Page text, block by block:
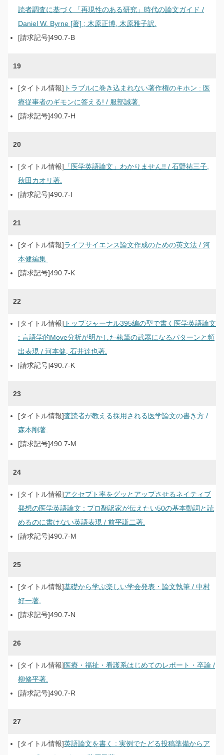
読者調査に基づく「再現性のある研究」時代の論文ガイド /
Daniel W. Byrne [著] ; 木原正博, 木原雅子訳.
490.7-B
19
トラブルに巻き込まれない著作権のキホン : 医
療従事者のギモンに答える! / 服部誠著.
490.7-H
20
「医学英語論文」わかりません!! / 石野祐三子,
秋田カオリ著.
490.7-I
21
ライフサイエンス論文作成のための英文法 / 河
本健編集.
490.7-K
22
トップジャーナル395編の型で書く医学英語論文
: 言語学的Move分析が明かした執筆の武器になるパターンと頻
出表現 / 河本健, 石井達也著.
490.7-K
23
査読者が教える採用される医学論文の書き方 /
森本剛著.
490.7-M
24
アクセプト率をグッとアップさせるネイティブ
発想の医学英語論文 : プロ翻訳家が伝えたい50の基本動詞と読
めるのに書けない英語表現 / 前平謙二著.
490.7-M
25
基礎から学ぶ楽しい学会発表・論文執筆 / 中村
好一著.
490.7-N
26
医療・福祉・看護系はじめてのレポート・卒論 /
柳修平著.
490.7-R
27
英語論文を書く : 実例でたどる投稿準備からア